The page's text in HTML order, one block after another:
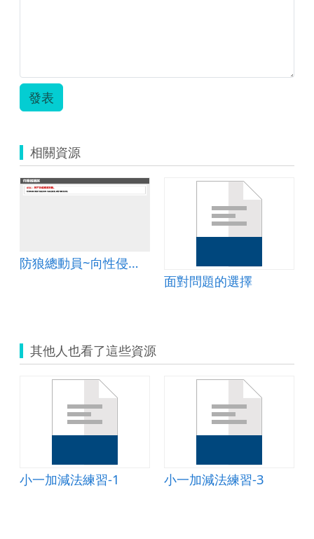
發表
相關資源
防狼總動員~向性侵害說不
面對問題的選擇
其他人也看了這些資源
小一加減法練習-1
小一加減法練習-3